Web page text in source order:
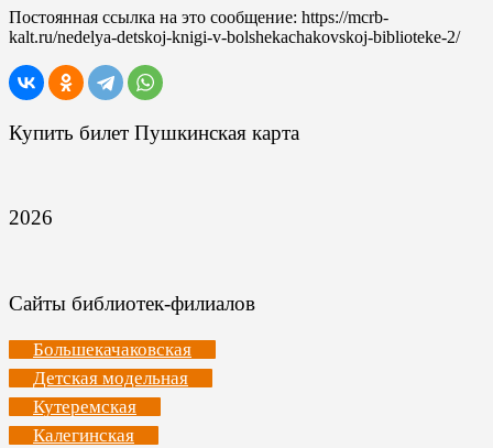
Постоянная ссылка на это сообщение: https://mcrb-
kalt.ru/nedelya-detskoj-knigi-v-bolshekachakovskoj-biblioteke-2/
Купить билет Пушкинская карта
2026
Сайты библиотек-филиалов
Большекачаковская
Детская модельная
Кутеремская
Калегинская